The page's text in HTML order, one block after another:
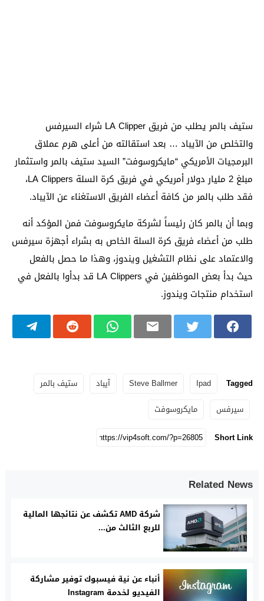
ستيف بالمر يطلب من فريق LA Clipper شراء السيرفس
والتخلص من الآيباد … بعد استقالته من أعلى هرم عملاق
البرمجيات الأمريكي “مايكروسوفت” السيد ستيف بالمر واستثمار
مبلغ 2 مليار دولار أمريكي في فريق كرة السلة LA Clippers،
فقد طلب بالمر من كافة أعضاء الفريق الاستغناء عن الآيباد.
وبما أن بالمر كان رئيساً لشركة مايكروسوفت فمن المؤكد أنه
طلب من أعضاء فريق كرة السلة الخاص به بشراء أجهزة سيرفس
والاعتماد على نظام التشغيل ويندوز، وهذا ما حصل بالفعل
حيث بدأ بعض الموظفين في LA Clippers قد بدأوا بالفعل في
استخدام منتجات ويندوز.
Tagged
Ipad
Steve Ballmer آيباد
ستيف بالمر
سيرفس
مايكروسوفت
Short Link
Related News
شركة AMD تكشف عن نتائجها المالية
للربع الثالث من...
أنباء عن نية فيسبوك توفير مشاركة
الفيديو لخدمة Instagram